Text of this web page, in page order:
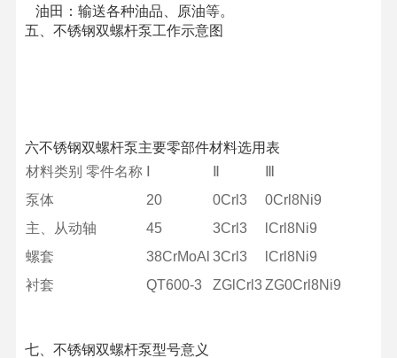
油田：输送各种油品、原油等。
五、 不锈钢双螺杆泵工作示意图
六不锈钢双螺杆泵主要零部件材料选用表
材料类别 零件名称
泵体
20 0Crl3
0Crl8Ni9
主、从动轴
45 3Crl3
lCrl8Ni9
螺套
38CrMoAl 3Crl3
lCrl8Ni9
衬套
QT600-3 ZGlCrl3ZG0Crl8Ni9
七、不锈钢双螺杆泵型号意义